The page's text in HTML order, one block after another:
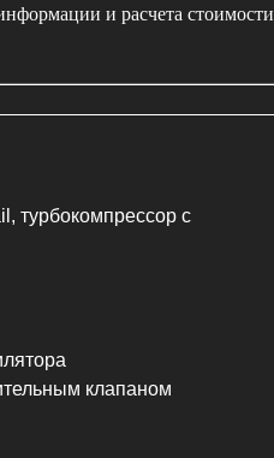
и расчета стоимости
турбокомпрессор с
клапаном